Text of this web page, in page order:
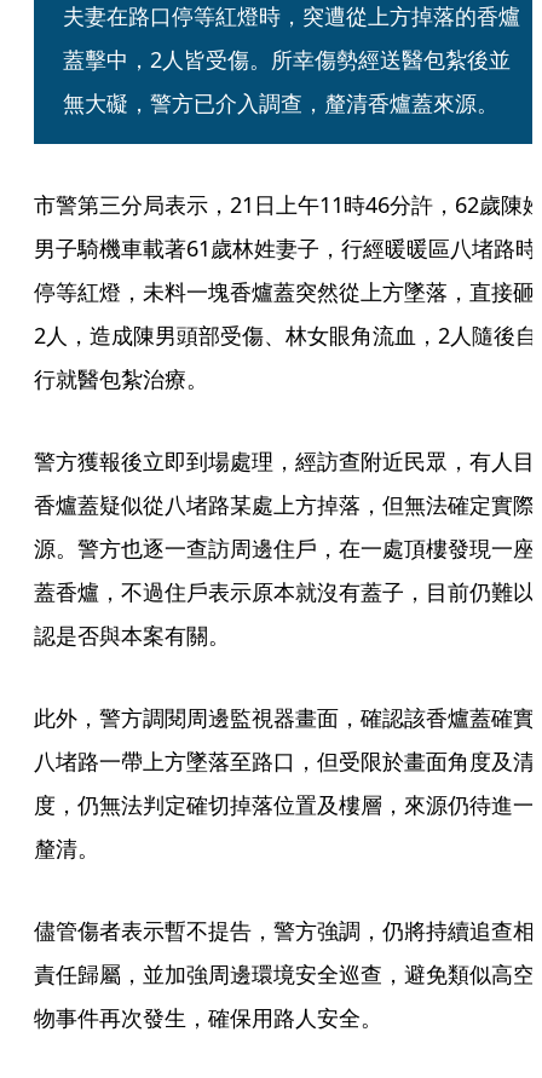
夫妻在路口停等紅燈時，突遭從上方掉落的香爐
蓋擊中，2人皆受傷。所幸傷勢經送醫包紮後並
無大礙，警方已介入調查，釐清香爐蓋來源。
市警第三分局表示，21日上午11時46分許，62歲陳
男子騎機車載著61歲林姓妻子，行經暖暖區八堵路時
停等紅燈，未料一塊香爐蓋突然從上方墜落，直接砸
2人，造成陳男頭部受傷、林女眼角流血，2人隨後自
行就醫包紮治療。
警方獲報後立即到場處理，經訪查附近民眾，有人目
香爐蓋疑似從八堵路某處上方掉落，但無法確定實際
源。警方也逐一查訪周邊住戶，在一處頂樓發現一座
蓋香爐，不過住戶表示原本就沒有蓋子，目前仍難以
認是否與本案有關。
此外，警方調閱周邊監視器畫面，確認該香爐蓋確實
八堵路一帶上方墜落至路口，但受限於畫面角度及清
度，仍無法判定確切掉落位置及樓層，來源仍待進一
釐清。
儘管傷者表示暫不提告，警方強調，仍將持續追查相
責任歸屬，並加強周邊環境安全巡查，避免類似高空
物事件再次發生，確保用路人安全。